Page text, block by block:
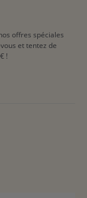
offres spéciales
et tentez de
!